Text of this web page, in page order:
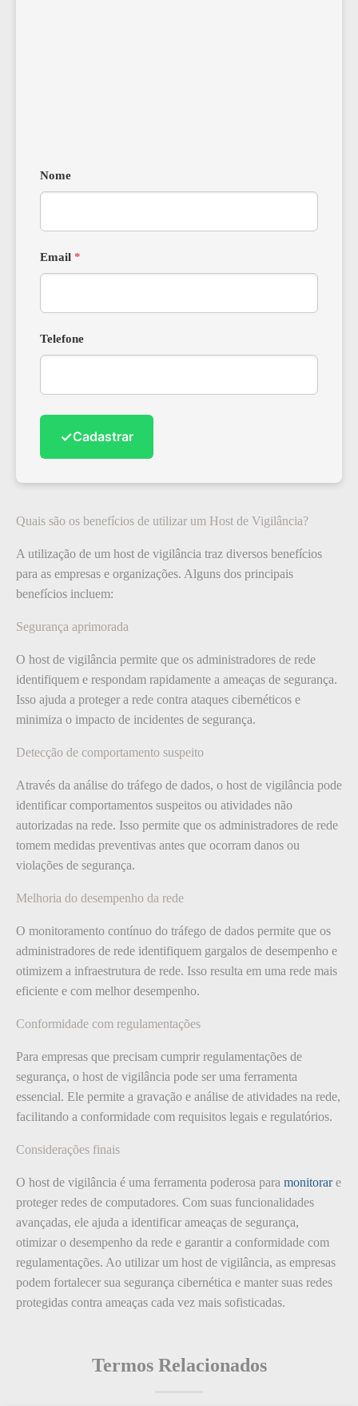
Nome
Email *
Telefone
✓Cadastrar
Quais são os benefícios de utilizar um Host de Vigilância?
A utilização de um host de vigilância traz diversos benefícios
para as empresas e organizações. Alguns dos principais
benefícios incluem:
Segurança aprimorada
O host de vigilância permite que os administradores de rede
identifiquem e respondam rapidamente a ameaças de segurança.
Isso ajuda a proteger a rede contra ataques cibernéticos e
minimiza o impacto de incidentes de segurança.
Detecção de comportamento suspeito
Através da análise do tráfego de dados, o host de vigilância pode
identificar comportamentos suspeitos ou atividades não
autorizadas na rede. Isso permite que os administradores de rede
tomem medidas preventivas antes que ocorram danos ou
violações de segurança.
Melhoria do desempenho da rede
O monitoramento contínuo do tráfego de dados permite que os
administradores de rede identifiquem gargalos de desempenho e
otimizem a infraestrutura de rede. Isso resulta em uma rede mais
eficiente e com melhor desempenho.
Conformidade com regulamentações
Para empresas que precisam cumprir regulamentações de
segurança, o host de vigilância pode ser uma ferramenta
essencial. Ele permite a gravação e análise de atividades na rede,
facilitando a conformidade com requisitos legais e regulatórios.
Considerações finais
O host de vigilância é uma ferramenta poderosa para monitorare
proteger redes de computadores. Com suas funcionalidades
avançadas, ele ajuda a identificar ameaças de segurança,
otimizar o desempenho da rede e garantir a conformidade com
regulamentações. Ao utilizar um host de vigilância, as empresas
podem fortalecer sua segurança cibernética e manter suas redes
protegidas contra ameaças cada vez mais sofisticadas.
Termos Relacionados